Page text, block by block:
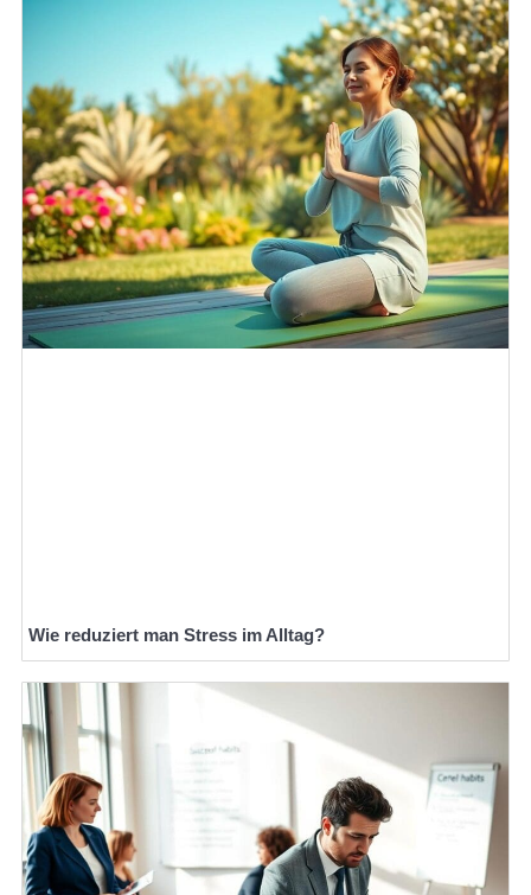
Wie reduziert man Stress im Alltag?